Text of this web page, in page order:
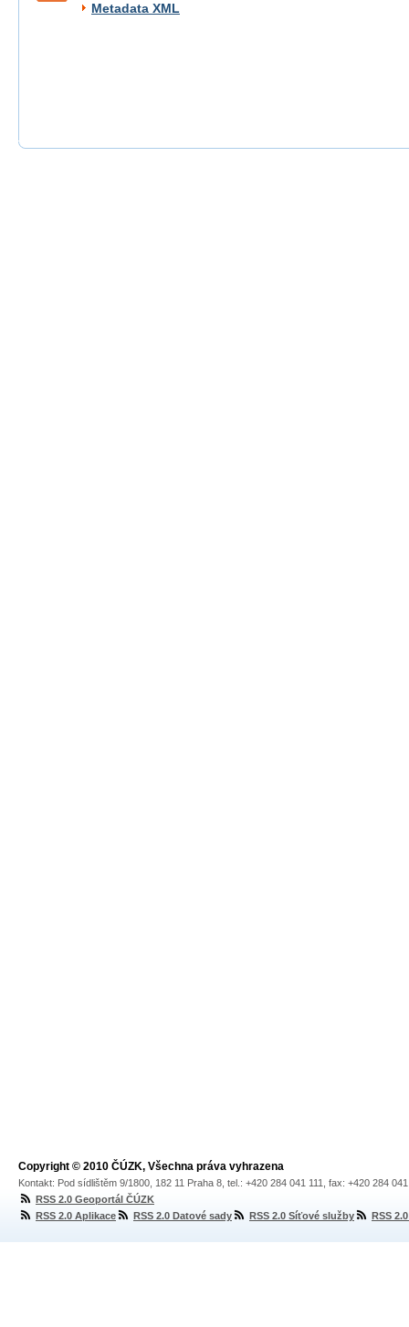
Metadata XML
Copyright © 2010 ČÚZK, Všechna práva vyhrazena
Kontakt: Pod sídlištěm 9/1800, 182 11 Praha 8, tel.: +420 284 041 111, fax: +420 284
RSS 2.0 Geoportál ČÚZK
RSS 2.0 Aplikace
RSS 2.0 Datové sady RSS 2.0 Síťové služby RSS